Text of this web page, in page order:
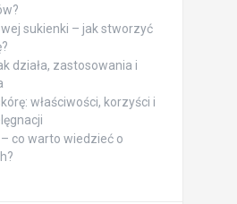
sukienki – jak stworzyć
działa, zastosowania i
właściwości, korzyści i
co warto wiedzieć o